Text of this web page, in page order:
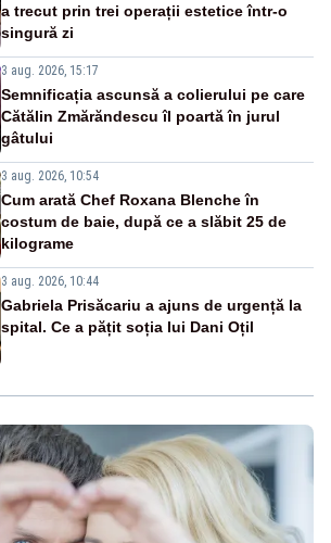
a trecut prin trei operații estetice într-o
singură zi
3 aug. 2026, 15:17
Semnificația ascunsă a colierului pe care
Cătălin Zmărăndescu îl poartă în jurul
gâtului
3 aug. 2026, 10:54
Cum arată Chef Roxana Blenche în
costum de baie, după ce a slăbit 25 de
kilograme
3 aug. 2026, 10:44
Gabriela Prisăcariu a ajuns de urgență la
spital. Ce a pățit soția lui Dani Oțil